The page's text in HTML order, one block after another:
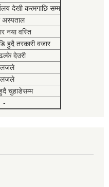
देखी करमगाछि सम्म
अस्पताल
नया वस्ति
हुदै तरकारी वजार
देउरी
चुहाडेसम्म
-